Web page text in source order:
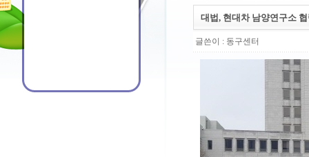
대법, 현대차 남양연구소
글쓴이 : 동구센터